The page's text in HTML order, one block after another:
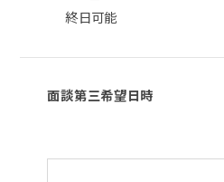
終日可能
面談第三希望日時